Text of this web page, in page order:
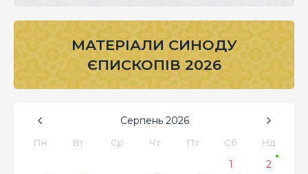
МАТЕРІАЛИ СИНОДУ
ЄПИСКОПІВ 2026
Серпень 2026
Пн Вт Ср Чт Пт Сб Нд
1
2